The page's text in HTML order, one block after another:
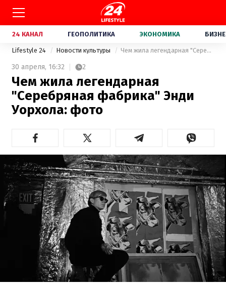
24 КАНАЛ ГЕОПОЛИТИКА ЭКОНОМИКА
Lifestyle 24 Новости культуры Чем жила легендарная "Серебряная фабрика" Энди Уорхола: фото
30 апреля, 16:32 2
Чем жила легендарная
"Серебряная фабрика" Энди
Уорхола: фото